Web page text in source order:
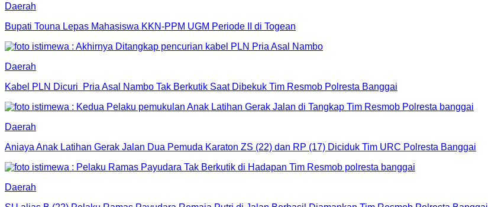
Daerah
Bupati Touna Lepas Mahasiswa KKN-PPM UGM Periode II di Togean
Daerah
Kabel PLN Dicuri Pria Asal Nambo Tak Berkutik Saat Dibekuk Tim Resmob Polresta Banggai
Daerah
Aniaya Anak Latihan Gerak Jalan Dua Pemuda Karaton ZS (22) dan RP (17) Diciduk Tim URC Polresta Banggai
Daerah